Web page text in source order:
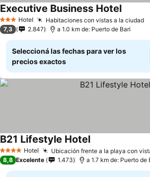
3 Estrellas
Hotel Habitaciones con vistas a la ciudad
Executive Business Hotel
7,3 2.847 a 1.0 km de: Puerto de Bari
Seleccioná las fechas para ver los
precios exactos
4 EstrellasHotel Ubicación frente a la playa con
B21 Lifestyle Hotel
8,8 Excelente 1.473 a 1.7 km de: Puerto de